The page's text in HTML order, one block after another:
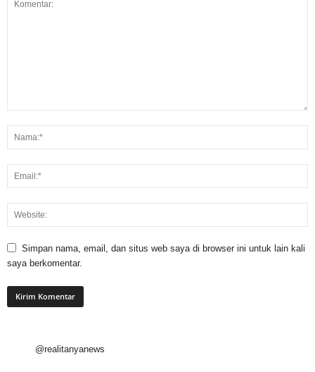
Simpan nama, email, dan situs web saya di browser ini untuk lain kali
saya berkomentar.
@realitanyanews